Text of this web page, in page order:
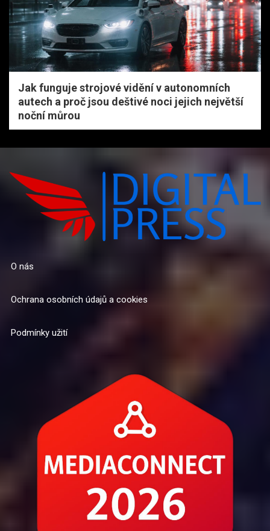
Jak funguje strojové vidění v autonomních
autech a proč jsou deštivé noci jejich největší
noční můrou
O nás
Ochrana osobních údajů a cookies
Podmínky užití